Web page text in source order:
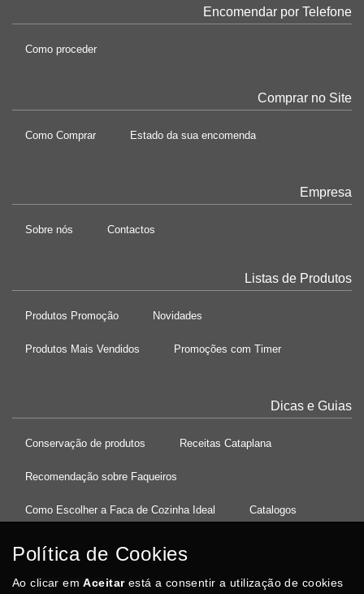
Encomendar por Telefone
Como proceder
Comprar no Site
Como Comprar Estado da sua encomenda
Empresa
Sobre nós Contactos
Listas de Produtos
Produtos Promoção Novidades
Produtos Mais Vendidos Promoções com Timer
Dicas e Guias
Conservação de produtos Receitas Cataplana
Recomendação sobre Faqueiros
Como Escolher a Faca de Cozinha Ideal Catalogos
37°08'27.5"N 8°32'13.9"W
Política de Cookies
Ao clicar emAceitarestá a consentir a utilização de cookies